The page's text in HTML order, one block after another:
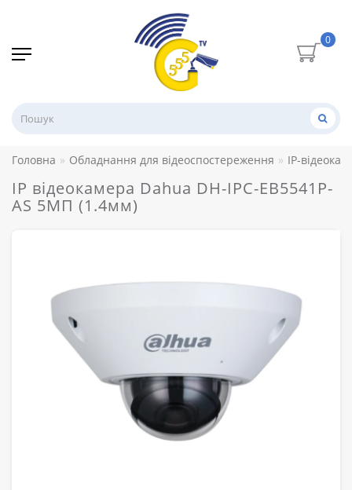
0
Головна Обладнання для відеоспостереження IP-
IP відеокамера Dahua DH-IPC-EB5541P-
AS 5МП (1.4мм)